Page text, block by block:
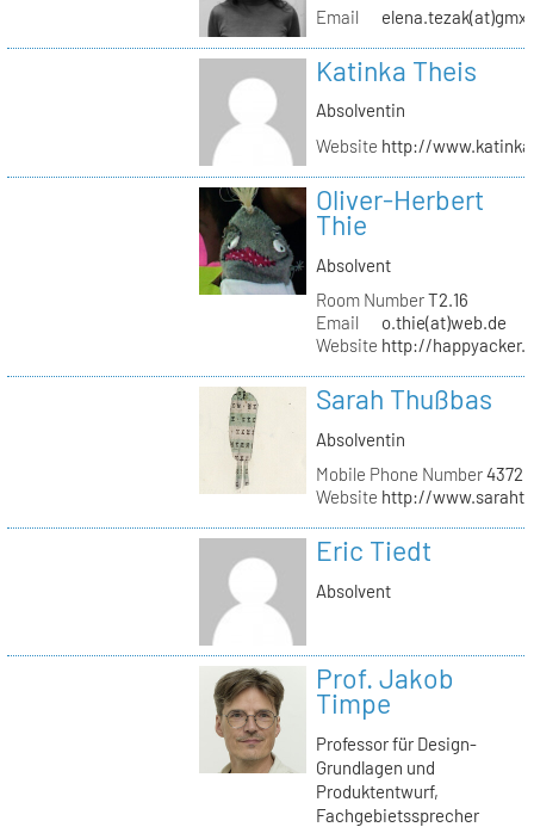
Email
Katinka Theis
Absolventin
Website http://
Oliver-Herbert
Thie
Absolvent
Room NumberT2.16
Email
o.thie(at)web.de
Website http://
Sarah Thußbas
Absolventin
Mobile Phone Number
Website http://
Eric Tiedt
Absolvent
Prof. Jakob
Timpe
Professor für Design-
Grundlagen und
Produktentwurf,
Fachgebietssprecher